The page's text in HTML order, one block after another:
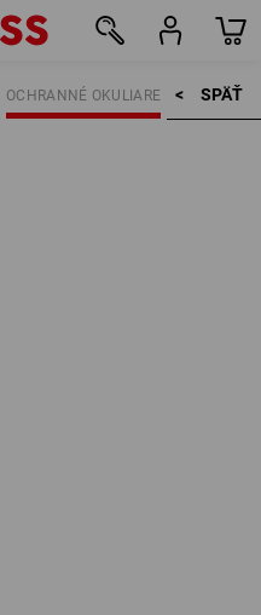
SPÄŤ    >
OCHRANNÉ OKULIARE